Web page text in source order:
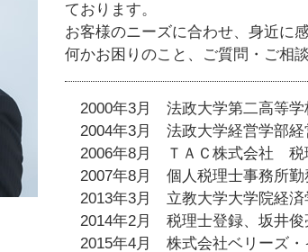
ております。
お客様のニーズに合わせ、身近に
何かお困りのこと、ご質問・ご相
2000年3月 法政大学第二高等学
2004年3月 法政大学経営学部経
2006年8月 ＴＡＣ株式会社 税
2007年8月 個人税理士事務所勤
2013年3月 立教大学大学院経済
2014年2月 税理士登録、坂井俊
2015年4月 株式会社ベリーズ・